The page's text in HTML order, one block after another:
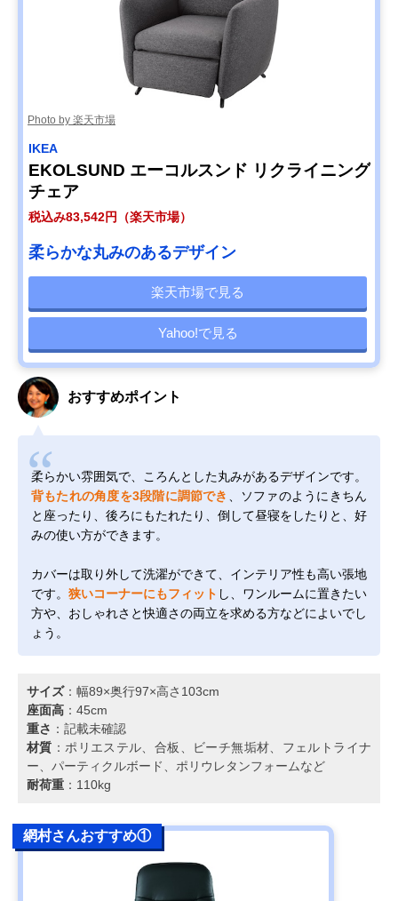
Photo by 楽天市場
IKEA
EKOLSUND エーコルスンド リクライニング
チェア
税込み83,542円（楽天市場）
柔らかな丸みのあるデザイン
楽天市場で見る
Yahoo!で見る
おすすめポイント
柔らかい雰囲気で、ころんとした丸みがあるデザインです。
背もたれの角度を3段階に調節でき
、ソファのようにきちん
と座ったり、後ろにもたれたり、倒して昼寝をしたりと、好
みの使い方ができます。
カバーは取り外して洗濯ができて、インテリア性も高い張地
です。 狭いコーナーにもフィット し、ワンルームに置きたい
方や、おしゃれさと快適さの両立を求める方などによいでし
ょう。
サイズ：幅89×奥行97×高さ103cm
座面高 ：45cm
重さ ：記載未確認
材質 ：ポリエステル、合板、ビーチ無垢材、フェルトライナ
ー、パーティクルボード、ポリウレタンフォームなど
耐荷重 ：110kg
網村さんおすすめ①